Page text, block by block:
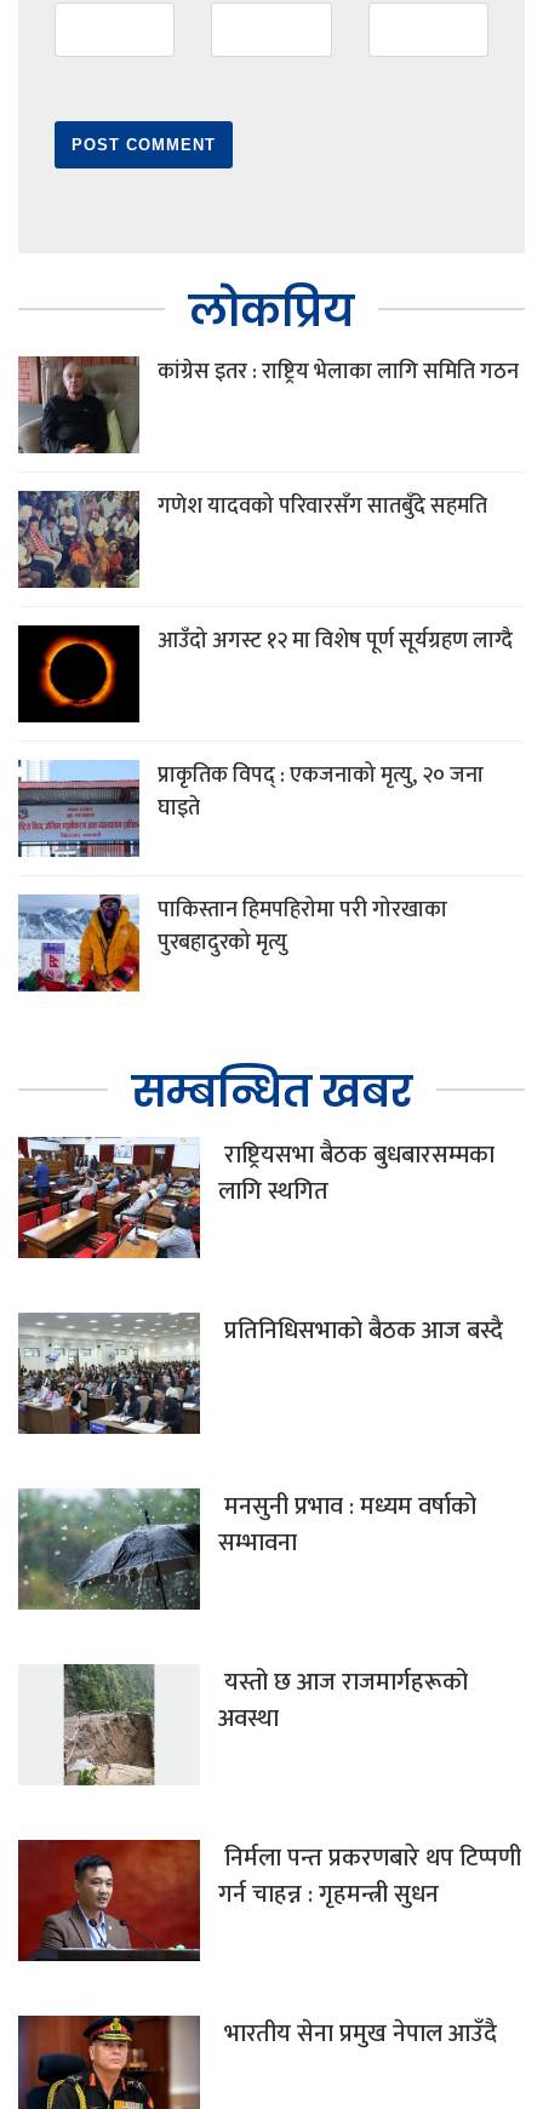
लोकप्रिय
कांग्रेस इतर : राष्ट्रिय भेलाका लागि समिति गठन
गणेश यादवको परिवारसँग सातबुँदे सहमति
आउँदो अगस्ट १२ मा विशेष पूर्ण सूर्यग्रहण लाग्दै
प्राकृतिक विपद् : एकजनाको मृत्यु, २० जना
घाइते
पाकिस्तान हिमपहिरोमा परी गोरखाका
पुरबहादुरको मृत्यु
सम्बन्धित खबर
राष्ट्रियसभा बैठक बुधबारसम्मका
लागि स्थगित
प्रतिनिधिसभाको बैठक आज बस्दै
मनसुनी प्रभाव : मध्यम वर्षाको
सम्भावना
यस्तो छ आज राजमार्गहरूको
अवस्था
निर्मला पन्त प्रकरणबारे थप टिप्पणी
गर्न चाहन्न : गृहमन्त्री सुधन
भारतीय सेना प्रमुख नेपाल आउँदै